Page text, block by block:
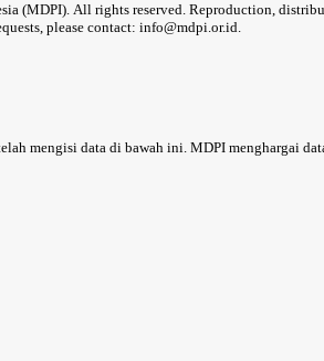
(MDPI). All rights reserved. Reproduction,
please contact: info@mdpi.or.id.
mengisi data di bawah ini. MDPI menghargai